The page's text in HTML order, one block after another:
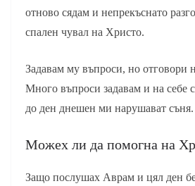
отново сядам и непрекъснато
спален чувал на Христо.
Задавам му въпроси, но отговори
Много въпроси задавам и на себе
до ден днешен ми нарушават съня.
Можех ли да помогна на
Защо послушах Аврам и цял ден